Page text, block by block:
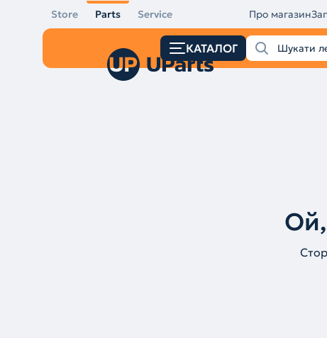
Store Parts Service Про магазин
КАТАЛОГ
Ой,